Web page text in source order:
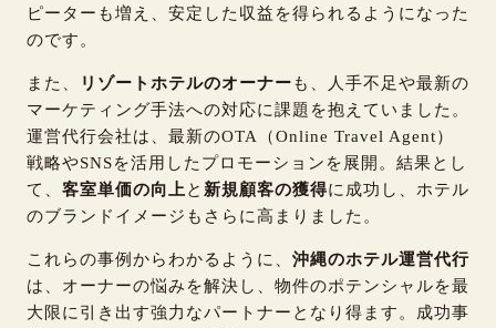
ピーターも増え、安定した収益を得られるようになった
のです。
また、 リゾートホテルのオーナー も、人手不足や最新の
マーケティング手法への対応に課題を抱えていました。
運営代行会社は、最新のOTA（Online Travel Agent）
戦略やSNSを活用したプロモーションを展開。結果とし
て、 客室単価の向上 と 新規顧客の獲得に成功し、ホテル
のブランドイメージもさらに高まりました。
これらの事例からわかるように、 沖縄のホテル運営代行
は、オーナーの悩みを解決し、物件のポテンシャルを最
大限に引き出す強力なパートナーとなり得ます。成功事